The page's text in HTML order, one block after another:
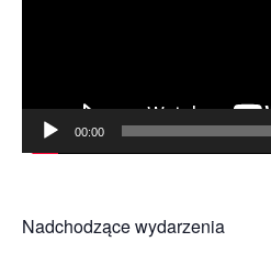
00:00
Nadchodzące wydarzenia